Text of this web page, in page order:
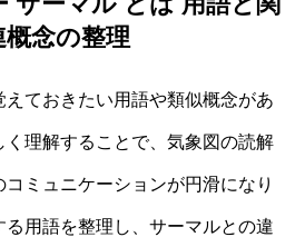
概念の整理
ておきたい用語や類似概念があ
く理解することで、気象図の読解
ミュニケーションが円滑になり
る用語を整理し、サーマルとの違